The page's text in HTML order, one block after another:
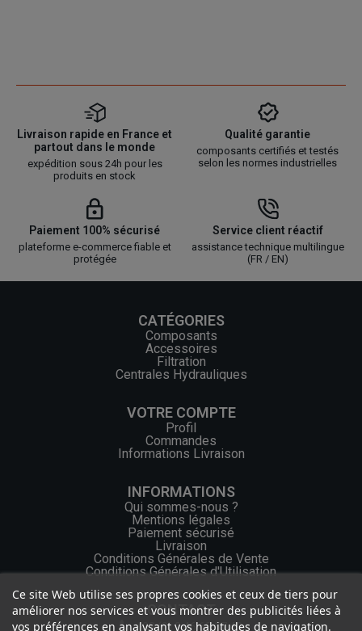
Livraison rapide en France et
partout dans le monde
expédition sous 24h pour les
produits en stock
Qualité garantie
composants certifiés et testés
selon les normes industrielles
Paiement 100% sécurisé
plateforme e-commerce fiable et
protégée
Service client réactif
assistance technique multilingue
(FR / EN)
CATÉGORIES
Composants
Accessoires
Filtration
Centrales Hydrauliques
VOTRE COMPTE
Profil
Commandes
Informations Livraison
INFORMATIONS
Qui sommes-nous ?
Mentions légales
Paiement sécurisé
Livraison
Conditions Générales de Vente
Conditions Générales d'Utilisation
CONTACT
+33 (0) 2 46 65 57 43
Ce site Web utilise ses propres cookies et ceux de tiers pour
améliorer nos services et vous montrer des publicités liées à
vos préférences en analysant vos habitudes de navigation.